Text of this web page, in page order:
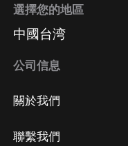
選擇您的地區
中國台湾
公司信息
關於我們
聯繫我們